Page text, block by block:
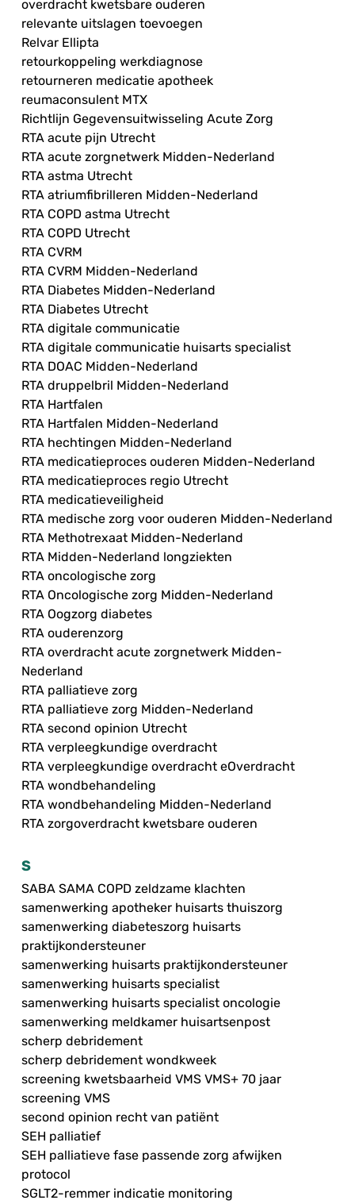
overdracht kwetsbare ouderen
relevante uitslagen toevoegen
Relvar Ellipta
retourkoppeling werkdiagnose
retourneren medicatie apotheek
reumaconsulent MTX
Richtlijn Gegevensuitwisseling Acute Zorg
RTA acute pijn Utrecht
RTA acute zorgnetwerk Midden-Nederland
RTA astma Utrecht
RTA atriumfibrilleren Midden-Nederland
RTA COPD astma Utrecht
RTA COPD Utrecht
RTA CVRM
RTA CVRM Midden-Nederland
RTA Diabetes Midden-Nederland
RTA Diabetes Utrecht
RTA digitale communicatie
RTA digitale communicatie huisarts specialist
RTA DOAC Midden-Nederland
RTA druppelbril Midden-Nederland
RTA Hartfalen
RTA Hartfalen Midden-Nederland
RTA hechtingen Midden-Nederland
RTA medicatieproces ouderen Midden-Nederland
RTA medicatieproces regio Utrecht
RTA medicatieveiligheid
RTA medische zorg voor ouderen Midden-Nederland
RTA Methotrexaat Midden-Nederland
RTA Midden-Nederland longziekten
RTA oncologische zorg
RTA Oncologische zorg Midden-Nederland
RTA Oogzorg diabetes
RTA ouderenzorg
RTA overdracht acute zorgnetwerk Midden-
Nederland
RTA palliatieve zorg
RTA palliatieve zorg Midden-Nederland
RTA second opinion Utrecht
RTA verpleegkundige overdracht
RTA verpleegkundige overdracht eOverdracht
RTA wondbehandeling
RTA wondbehandeling Midden-Nederland
RTA zorgoverdracht kwetsbare ouderen
S
SABA SAMA COPD zeldzame klachten
samenwerking apotheker huisarts thuiszorg
samenwerking diabeteszorg huisarts
praktijkondersteuner
samenwerking huisarts praktijkondersteuner
samenwerking huisarts specialist
samenwerking huisarts specialist oncologie
samenwerking meldkamer huisartsenpost
scherp debridement
scherp debridement wondkweek
screening kwetsbaarheid VMS VMS+ 70 jaar
screening VMS
second opinion recht van patiënt
SEH palliatief
SEH palliatieve fase passende zorg afwijken
protocol
SGLT2-remmer indicatie monitoring